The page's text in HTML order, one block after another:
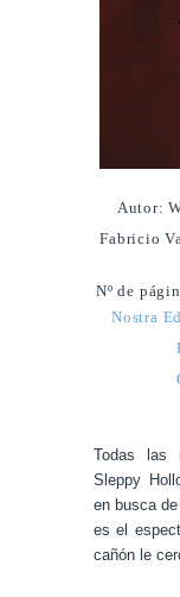
Autor:
Fabricio
Nº de
Nostra
Todas las
Sleppy
en busca
es el
cañón le